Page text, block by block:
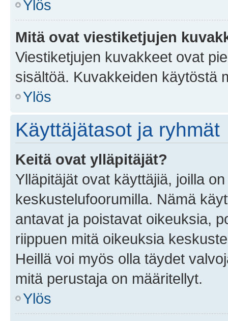
Ylös
Mitä ovat viestiketjujen
Viestiketjujen kuvakkeet ovat
sisältöä. Kuvakkeiden käytöstä
Ylös
Käyttäjätasot ja ryhmät
Keitä ovat ylläpitäjät?
Ylläpitäjät ovat käyttäjiä, joilla
keskustelufoorumilla. Nämä
antavat ja poistavat oikeuksia,
riippuen mitä oikeuksia
Heillä voi myös olla täydet
mitä perustaja on määritellyt.
Ylös